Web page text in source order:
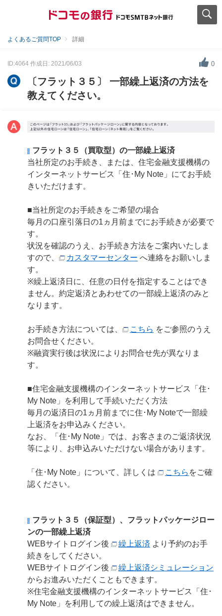
よくあるご質問TOP 詳細
ID:4064 作成日: 2021/06/03 0
〔フラット３５〕 一部繰上返済の方法を
教えてください。
フラット３５（買取型）の一部繰上返済
当社所定のお手続き、または、住宅金融支援機構の
インターネットサービス「住･My Note」にてお手続
きいただけます。
■当社所定のお手続きをご希望の場合
毎月の口座引落日の1ヵ月前までにお手続きが必要で
す。
状況を確認のうえ、お手続き方法をご案内いたしま
すので、
カスタマーセンター へ連絡をお願いしま
す。
※繰上返済日に、任意の日付を指定することはでき
ません。約定返済とあわせての一部繰上返済のみと
なります。
お手続き方法については、 こちら をご参照のうえ
お問合せください。
※融資実行後は状況によりお問合せ先が異なりま
す。
■住宅金融支援機構のインターネットサービス「住･
My Note」を利用して手続いただく方法
毎月の返済日の1ヵ月前までに住･My Noteで一部繰
上返済をお申込みください。
なお、「住･My Note」では、お客さまのご返済状況
等により、お申込みいただけない場合があります。
「住･My Note」について、詳しくは こちら をご確
認ください。
フラット３５（保証型）、フラットパッケージロー
ンの一部繰上返済
WEBサイトログイン後
繰上返済 より予約のお手
続きをしてください。
WEBサイトログイン後
繰上返済シミュレーション
からお進みいただくこともできます。
※住宅金融支援機構のインターネットサービス「住･
My Note」を利用しての繰上返済はできません。